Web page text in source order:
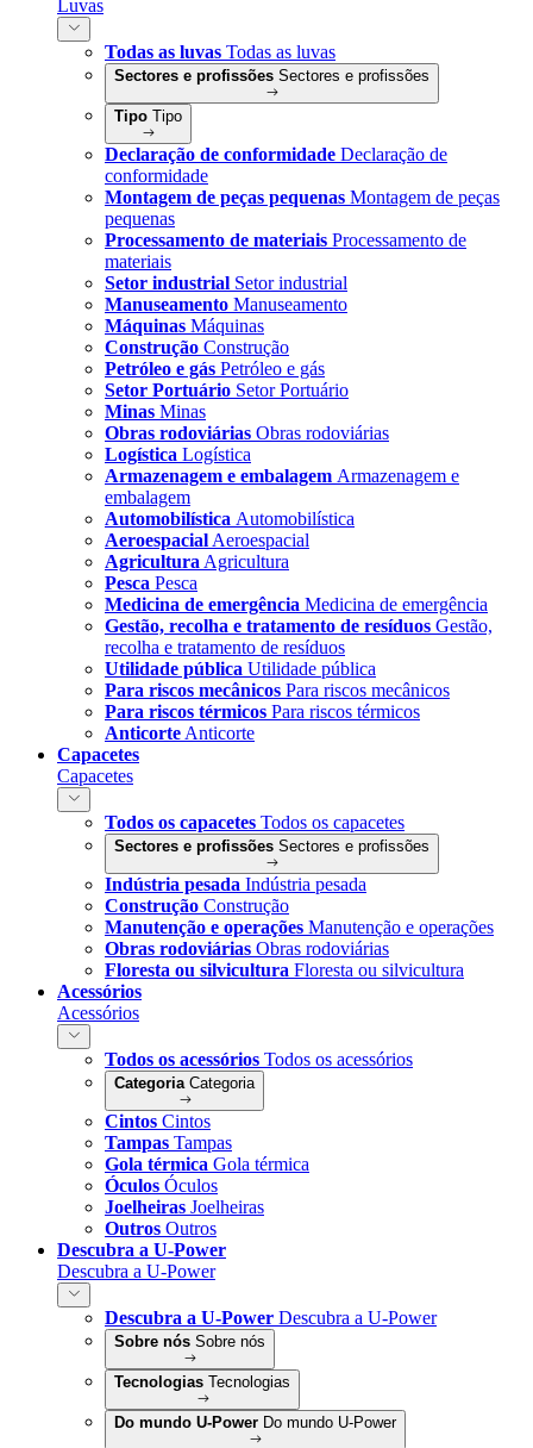
Luvas
Todas as luvas Todas as luvas
Sectores e profissões Sectores e profissões
Tipo Tipo
Declaração de conformidade Declaração de
conformidade
Montagem de peças pequenas Montagem de peças
pequenas
Processamento de materiais Processamento de
materiais
Setor industrial Setor industrial
Manuseamento Manuseamento
Máquinas Máquinas
Construção Construção
Petróleo e gás Petróleo e gás
Setor Portuário Setor Portuário
Minas Minas
Obras rodoviárias Obras rodoviárias
Logística Logística
Armazenagem e embalagem Armazenagem e
embalagem
Automobilística Automobilística
Aeroespacial Aeroespacial
Agricultura Agricultura
Pesca Pesca
Medicina de emergência Medicina de emergência
Gestão, recolha e tratamento de resíduos Gestão,
recolha e tratamento de resíduos
Utilidade pública Utilidade pública
Para riscos mecânicos Para riscos mecânicos
Para riscos térmicos Para riscos térmicos
Anticorte Anticorte
Capacetes
Capacetes
Todos os capacetes Todos os capacetes
Sectores e profissões Sectores e profissões
Indústria pesada Indústria pesada
Construção Construção
Manutenção e operações Manutenção e operações
Obras rodoviárias Obras rodoviárias
Floresta ou silvicultura Floresta ou silvicultura
Acessórios
Acessórios
Todos os acessórios Todos os acessórios
Categoria Categoria
Cintos Cintos
Tampas Tampas
Gola térmica Gola térmica
Óculos Óculos
Joelheiras Joelheiras
Outros Outros
Descubra a U-Power
Descubra a U-Power
Descubra a U-Power Descubra a U-Power
Sobre nós Sobre nós
Tecnologias Tecnologias
Do mundo U-Power Do mundo U-Power